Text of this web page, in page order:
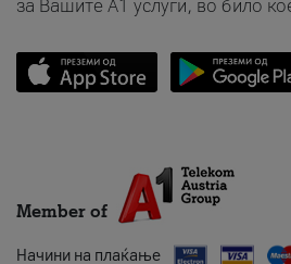
за Вашите A1 услуги, во било
Member of
Начини на плаќање